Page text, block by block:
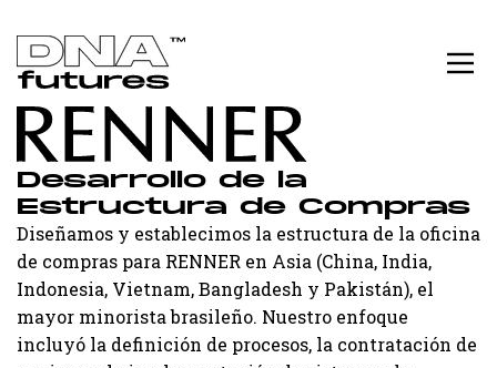
Diseñamos y establecimos la estructura de la oficina
de compras para RENNER en Asia (China, India,
Indonesia, Vietnam, Bangladesh y Pakistán), el
mayor minorista brasileño. Nuestro enfoque
incluyó la definición de procesos, la contratación de
Desarrollo de la
Estructura de Compras